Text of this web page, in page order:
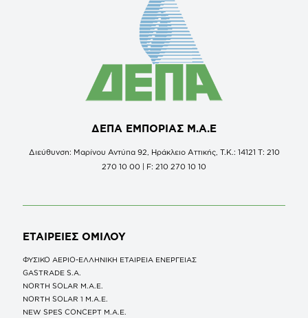
ΔΕΠΑ ΕΜΠΟΡΙΑΣ Μ.Α.Ε
Διεύθυνση: Μαρίνου Αντύπα 92, Ηράκλειο Αττικής, Τ.Κ.: 14121 Τ: 210
270 10 00 | F: 210 270 10 10
ΕΤΑΙΡΕΙΕΣ ΟΜΙΛΟΥ
ΦΥΣΙΚΟ ΑΕΡΙΟ-ΕΛΛΗΝΙΚΗ ΕΤΑΙΡΕΙΑ ΕΝΕΡΓΕΙΑΣ
GASTRADE S.A.
NORTH SOLAR M.Α.Ε.
NORTH SOLAR 1 M.Α.Ε.
NEW SPES CONCEPT Μ.Α.Ε.